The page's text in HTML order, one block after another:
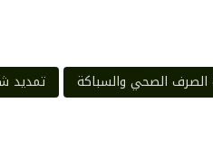
الصحي والسباكة تمديد